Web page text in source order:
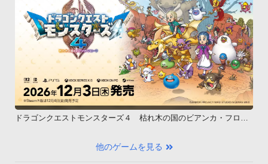
ドラゴンクエストモンスターズ４ 枯れ木の国のビアンカ・フロー
他のゲームを見る